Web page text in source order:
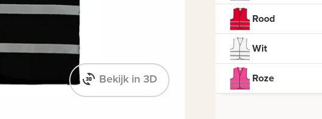
Bekijk in 3D
Rood
Wit
Roze